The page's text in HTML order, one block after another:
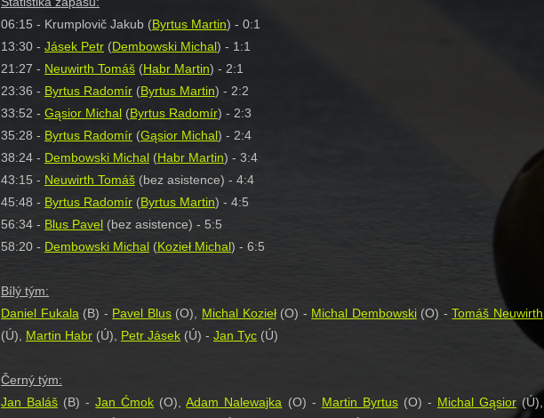
06:15 - Krumplovič Jakub (Byrtus Martin) - 0:1
13:30 - Jásek Petr (Dembowski Michal) - 1:1
21:27 - Neuwirth Tomáš (Habr Martin) - 2:1
23:36 - Byrtus Radomír (Byrtus Martin) - 2:2
33:52 - Gąsior Michal (Byrtus Radomír) - 2:3
35:28 - Byrtus Radomír (Gąsior Michal) - 2:4
38:24 - Dembowski Michal (Habr Martin) - 3:4
43:15 - Neuwirth Tomáš (bez asistence) - 4:4
45:48 - Byrtus Radomír (Byrtus Martin) - 4:5
56:34 - Blus Pavel (bez asistence) - 5:5
58:20 - Dembowski Michal (Kozieł Michal) - 6:5
Bílý tým:
Daniel Fukala (B) - Pavel Blus(O), Michal Kozieł(O) - Michal Dembowski(O) -Tomáš Neuwirth
(Ú), Martin Habr (Ú), Petr Jásek (Ú) - Jan Tyc (Ú)
Černý tým:
Jan Baláš (B) -Jan Ćmok (O),Adam Nalewajka (O) - Martin Byrtus(O) - Michal Gąsior (Ú),